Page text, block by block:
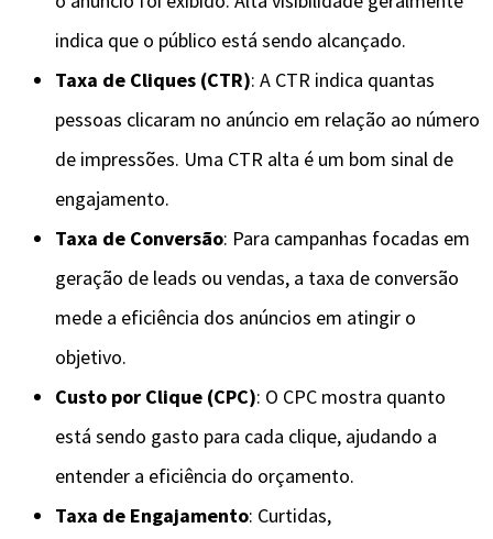
indica que o público está sendo alcançado.
Taxa de Cliques (CTR): A CTR indica quantas
pessoas clicaram no anúncio em relação ao número
de impressões. Uma CTR alta é um bom sinal de
engajamento.
Taxa de Conversão: Para campanhas focadas em
geração de leads ou vendas, a taxa de conversão
mede a eficiência dos anúncios em atingir o
objetivo.
Custo por Clique (CPC): O CPC mostra quanto
está sendo gasto para cada clique, ajudando a
entender a eficiência do orçamento.
Taxa de Engajamento: Curtidas,